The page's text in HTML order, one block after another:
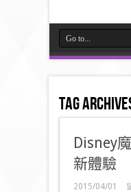
Tag
Disney
新體驗
2015/04/01